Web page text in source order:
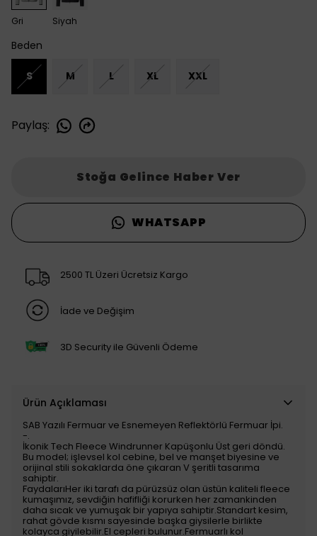
Gri Siyah
Beden
S M L XL XXL
Paylaş:
Stoğa Gelince Haber Ver
WHATSAPP
2500 TL Üzeri Ücretsiz Kargo
İade ve Değişim
3D Security ile Güvenli Ödeme
Ürün Açıklaması
SAB Yazılı Fermuar ve Esnemeyen Reflektörlü Fermuar İpi.
-.
İkonik Tech Fleece Windrunner Kapüşonlu Üst geri döndü.
Bu model; işlevsel kol cebine, bel ve manşet biyesine ve
orijinal stili sokaklarda öne çıkaran V şeritli tasarıma
sahiptir.
FaydalarıHer iki tarafı da pürüzsüz olan üstün kaliteli fleece
kumaşımız, sevdiğin hafifliği korurken her zamankinden
daha sıcak ve yumuşak bir yapıya sahiptir.Standart kesim,
rahat gövde kısmı sayesinde başka giysilerle birlikte
kolayca giyilebilir.El cepleri bulunur.Fermuarlı kol